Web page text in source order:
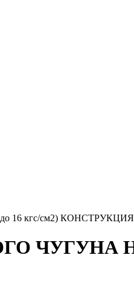
16 кгс/см2)
ЧУГУНА НА